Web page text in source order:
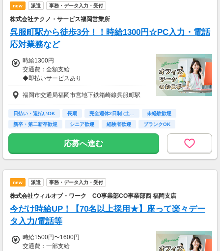
new 派遣 事務・データ入力・受付
株式会社テクノ・サービス福岡営業所
呉服町駅から徒歩3分！！時給1300円☆PC入力・電話
応対業務など
時給1300円
交通費：全額支給
◆即払いサービスあり
＼ 働いた分を早めにGET！ ／
働いた分の給与の一部を、給料日前に受け取れ
ます。
スマホでカンタン申請！
給料日前にお金が必要な時や、急な出費がある
※最短5日後から受け取り可能
※給与は原則【月末締め／翌月25日払い】
※当社規定あり
福岡市交通局福岡市営地下鉄箱崎線呉服町駅
日払い・週払いOK 長期 完全週休2日制 (土…
未経験歓迎
新卒・第二新卒歓迎
シニア歓迎 経験者歓迎
ブランクOK
交通費支給
応募へ進む
new 派遣 事務・データ入力・受付
株式会社ウィルオブ・ワーク CO事業部CO事業部西 福岡支店
今だけ時給UP！【70名以上採用★】座って楽々デー
タ入力/電話等
時給1500円〜1600円
交通費：一部支給